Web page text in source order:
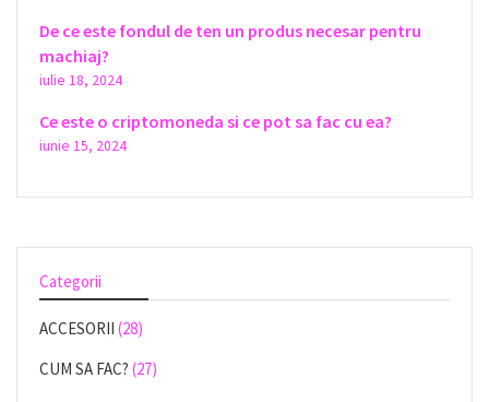
De ce este fondul de ten un produs necesar pentru
machiaj?
iulie 18, 2024
Ce este o criptomoneda si ce pot sa fac cu ea?
iunie 15, 2024
Categorii
ACCESORII (28)
CUM SA FAC? (27)